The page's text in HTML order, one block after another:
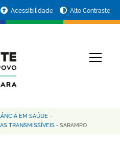
Acessibilidade Alto Contraste
EM SAÚDE -
TRANSMISSÍVEIS - SARAMPO